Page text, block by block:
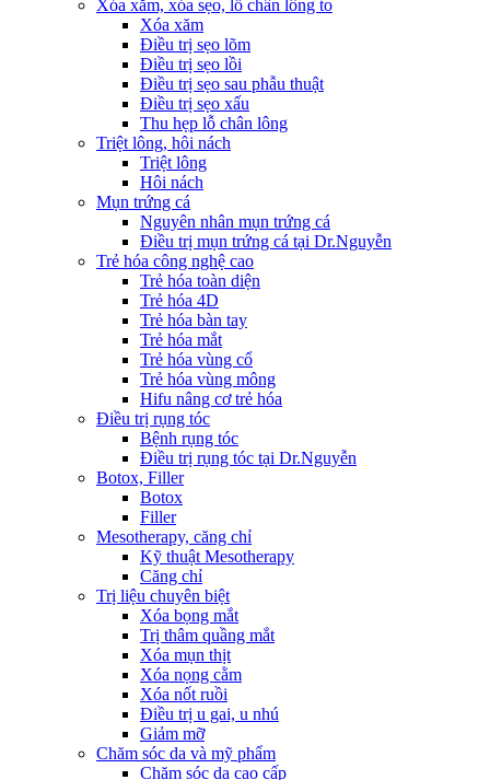
Xóa xăm, xóa sẹo, lỗ chân lông to
Xóa xăm
Điều trị sẹo lõm
Điều trị sẹo lồi
Điều trị sẹo sau phẫu thuật
Điều trị sẹo xấu
Thu hẹp lỗ chân lông
Triệt lông, hôi nách
Triệt lông
Hôi nách
Mụn trứng cá
Nguyên nhân mụn trứng cá
Điều trị mụn trứng cá tại Dr.Nguyễn
Trẻ hóa công nghệ cao
Trẻ hóa toàn diện
Trẻ hóa 4D
Trẻ hóa bàn tay
Trẻ hóa mắt
Trẻ hóa vùng cổ
Trẻ hóa vùng mông
Hifu nâng cơ trẻ hóa
Điều trị rụng tóc
Bệnh rụng tóc
Điều trị rụng tóc tại Dr.Nguyễn
Botox, Filler
Botox
Filler
Mesotherapy, căng chỉ
Kỹ thuật Mesotherapy
Căng chỉ
Trị liệu chuyên biệt
Xóa bọng mắt
Trị thâm quầng mắt
Xóa mụn thịt
Xóa nọng cằm
Xóa nốt ruồi
Điều trị u gai, u nhú
Giảm mỡ
Chăm sóc da và mỹ phẩm
Chăm sóc da cao cấp